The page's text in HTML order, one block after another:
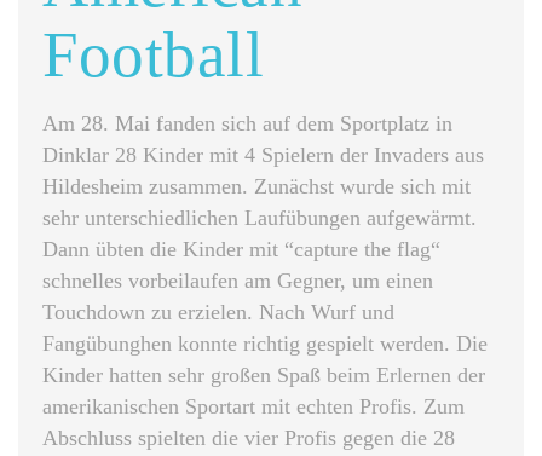
Football
Am 28. Mai fanden sich auf dem Sportplatz in
Dinklar 28 Kinder mit 4 Spielern der Invaders aus
Hildesheim zusammen. Zunächst wurde sich mit
sehr unterschiedlichen Laufübungen aufgewärmt.
Dann übten die Kinder mit “capture the flag“
schnelles vorbeilaufen am Gegner, um einen
Touchdown zu erzielen. Nach Wurf und
Fangübunghen konnte richtig gespielt werden. Die
Kinder hatten sehr großen Spaß beim Erlernen der
amerikanischen Sportart mit echten Profis. Zum
Abschluss spielten die vier Profis gegen die 28